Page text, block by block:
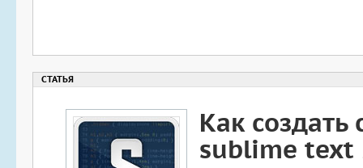
Как создать
sublime text